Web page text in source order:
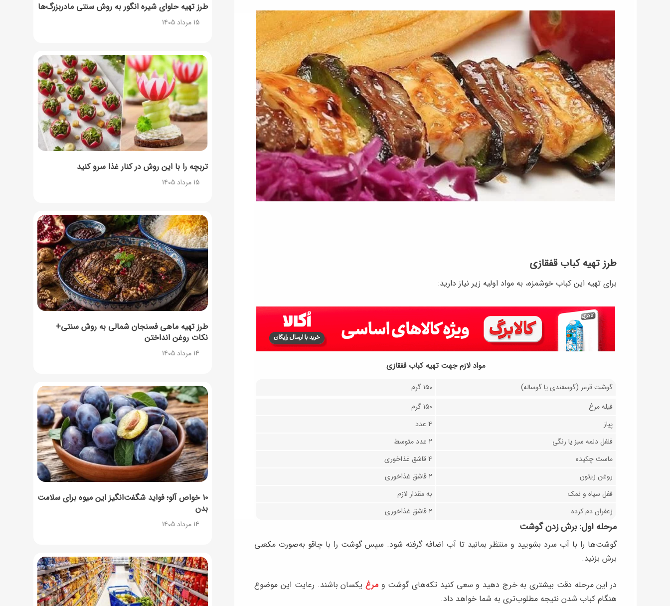
طرز تهیه کباب قفقازی
برای تهیه این کباب خوشمزه، به مواد اولیه زیر نیاز دارید:
مواد لازم جهت تهیه کباب قفقازی
گوشت قرمز (گوسفندی یا گوساله)
۱۵۰ گرم
فیله مرغ
۱۵۰ گرم
پیاز
۴ عدد
فلفل دلمه سبز یا رنگی
۲ عدد متوسط
ماست چکیده
۴ قاشق غذاخوری
روغن زیتون
۲ قاشق غذاخوری
ففل سیاه و نمک
به مقدار لازم
زعفران دم کرده
۲ قاشق غذاخوری
مرحله اول: برش زدن گوشت
گوشت‌ها را با آب سرد بشویید و منتظر بمانید تا آب اضافه گرفته شود. سپس گوشت را با چاقو به‌صورت مکعبی
برش بزنید.
در این مرحله دقت بیشتری به خرج دهید و سعی کنید تکه‌های گوشت ومرغ یکسان باشند. رعایت این موضوع
هنگام کباب شدن نتیجه مطلوب‌تری به شما خواهد داد.
طرز تهیه حلوای شیره انگور به روش سنتی مادربزرگ‌ها
15 مرداد 1405
تربچه را با این روش در کنار غذا سرو کنید
15 مرداد 1405
طرز تهیه ماهی فسنجان شمالی به روش سنتی+
نکات روغن انداختن
14 مرداد 1405
۱۰ خواص آلو؛ فواید شگفت‌انگیز این میوه برای سلامت
بدن
14 مرداد 1405